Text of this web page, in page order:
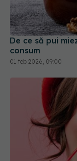
De ce să pui
consum
01 feb 2026, 09:00